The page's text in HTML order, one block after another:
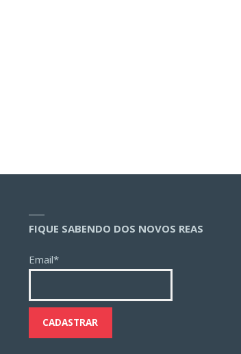
FIQUE SABENDO DOS NOVOS REAS
Email*